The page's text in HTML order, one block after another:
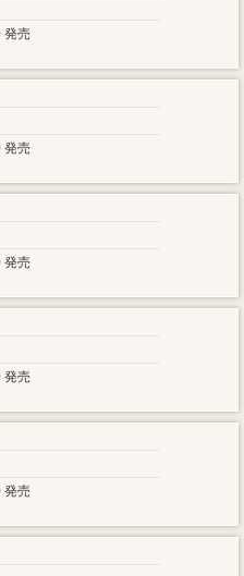
発売
発売
発売
発売
発売